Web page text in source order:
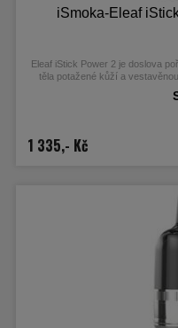
iSmoka-Eleaf
Eleaf iStick Power 2 je doslova
těla potažené kůží a
POWER podporuje režimy
TFT 0,96palcový displej nabízí
přednosti patří ochrana proti
ti vteřinová ochrana žhavení.
1 335,- Kč